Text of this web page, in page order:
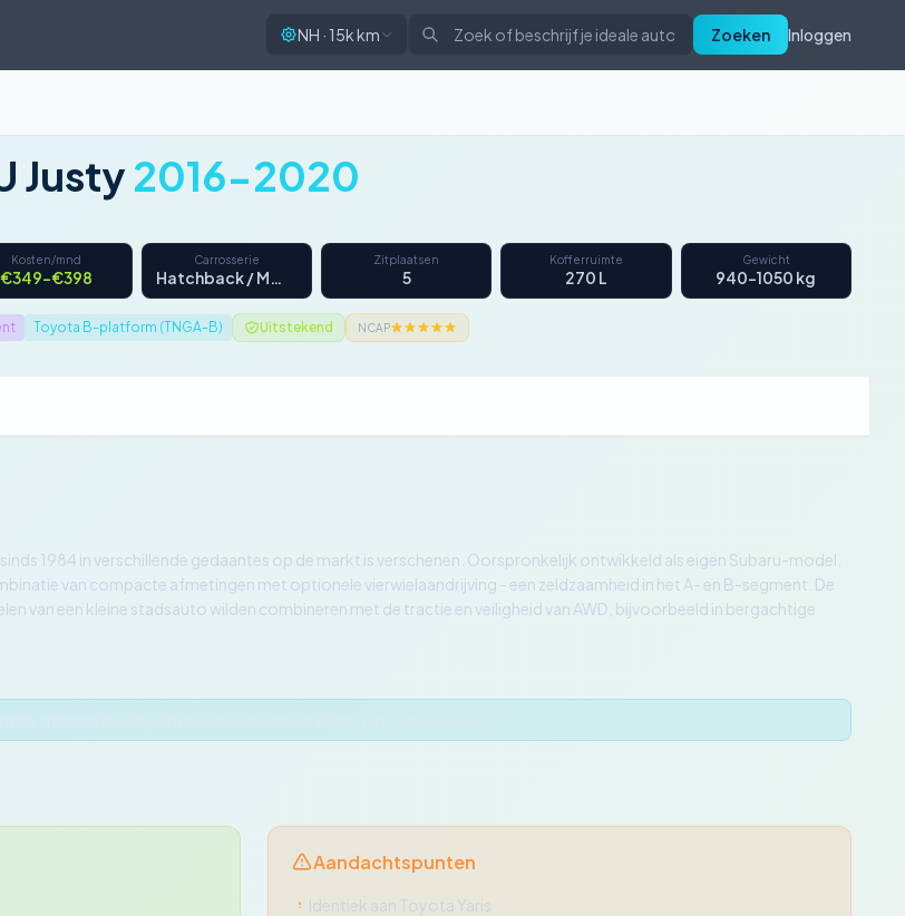
NH · 15k km Zoeken Inloggen
Justy2016-2020
Kosten/mnd
€349–€398
Carrosserie
Hatchback / MPV
Zitplaatsen
5
Kofferruimte
270 L
Gewicht
940–1050 kg
Toyota B-platform (TNGA-B) Uitstekend NCAP
1984 in verschillende gedaantes op de markt is verschenen. Oorspronkelijk ontwikkeld als eigen Subaru-model,
van compacte afmetingen met optionele vierwielaandrijving - een zeldzaamheid in het A- en B-segment. De
van een kleine stadsauto wilden combineren met de tractie en veiligheid van AWD, bijvoorbeeld in bergachtige
Aandachtspunten
Identiek aan Toyota Yaris